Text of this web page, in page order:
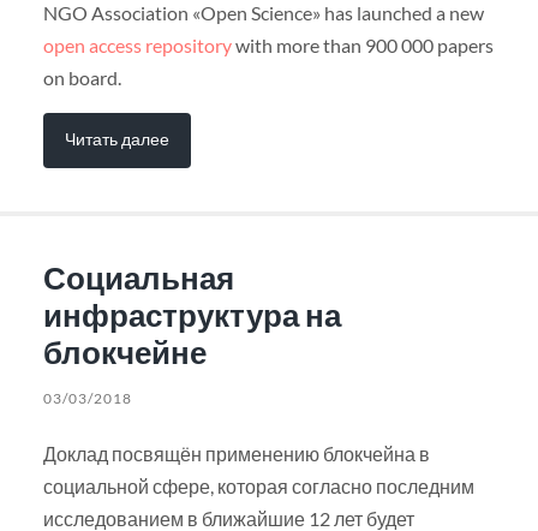
NGO Association «Open Science» has launched a new
open access repositorywith more than 900 000 papers
on board.
Читать далее
Социальная
инфраструктура на
блокчейне
03/03/2018
Доклад посвящён применению блокчейна в
социальной сфере, которая согласно последним
исследованием в ближайшие 12 лет будет